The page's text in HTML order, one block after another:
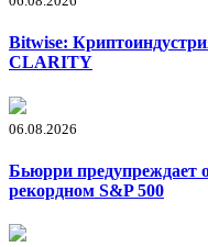
Bitwise:
CLARITY
06.08.2026
Бьюрри предупреждает
рекордном S&P 500